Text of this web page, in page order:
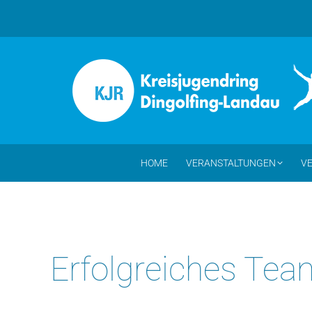
HOME VERANSTALTUNGEN
Erfolgreiches